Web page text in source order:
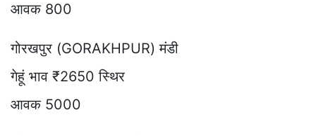
आवक 800
गोरखपुर (GORAKHPUR) मंडी
गेहूं भाव ₹2650 स्थिर
आवक 5000